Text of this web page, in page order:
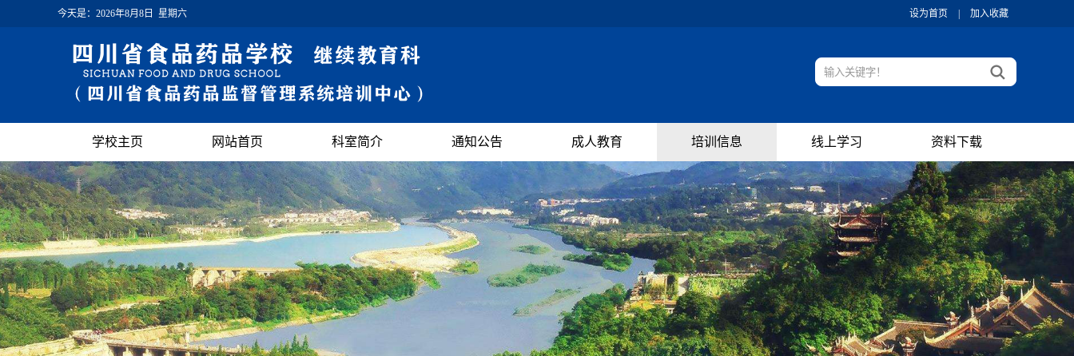
今天是： 2026年8月8日 星期六 设为首页 加入收藏
学校主页 网站首页 科室简介 通知公告 成人教育 培训信息 线上学习 资料下载